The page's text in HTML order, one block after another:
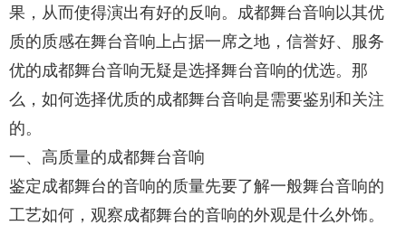
果，从而使得演出有好的反响。成都舞台音响以其优
质的质感在舞台音响上占据一席之地，信誉好、服务
优的成都舞台音响无疑是选择舞台音响的优选。那
么，如何选择优质的成都舞台音响是需要鉴别和关注
的。
一、高质量的成都舞台音响
鉴定成都舞台的音响的质量先要了解一般舞台音响的
工艺如何，观察成都舞台的音响的外观是什么外饰。